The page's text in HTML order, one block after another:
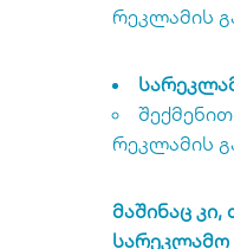
რეკლამის
რეკლამის
მაშინაც
სარეკლამო